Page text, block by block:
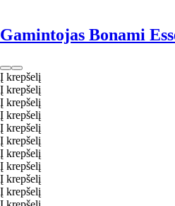
Gamintojas Bonami
Į krepšelį
Į krepšelį
Į krepšelį
Į krepšelį
Į krepšelį
Į krepšelį
Į krepšelį
Į krepšelį
Į krepšelį
Į krepšelį